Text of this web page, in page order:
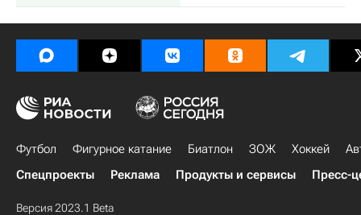
Футбол Фигурное катание Биатлон ЗОЖ Хоккей
Спецпроекты
Реклама Продукты и сервисы Пресс-
Версия 2023.1 Beta